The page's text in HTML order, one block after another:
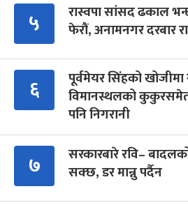
५
रास्वपा सांसद ढकाल
फेरौं, अनामनगर दरबार
६
पूर्वमेयर सिंहको
विमानस्थलको कुकुरसमेत
पनि निगरानी
७
सरकारबारे रवि–
सक्छ, डर मान्नु पर्दैन